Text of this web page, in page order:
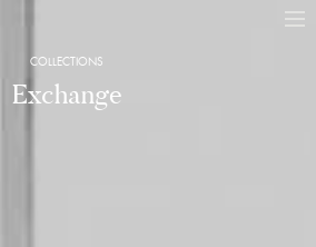
COLLECTIONS
Exchange